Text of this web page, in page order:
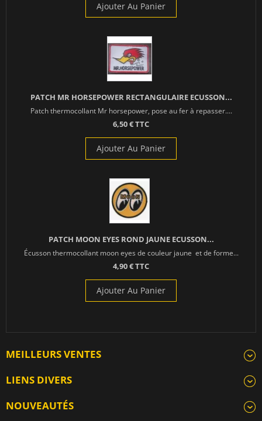
Ajouter Au Panier
PATCH MR HORSEPOWER RECTANGULAIRE ECUSSON...
Patch thermocollant Mr horsepower, pose au fer à repasser....
6,50 € TTC
Ajouter Au Panier
PATCH MOON EYES ROND JAUNE ECUSSON...
Écusson thermocollant moon eyes de couleur jaune et de forme...
4,90 € TTC
Ajouter Au Panier
MEILLEURS VENTES
LIENS DIVERS
NOUVEAUTÉS